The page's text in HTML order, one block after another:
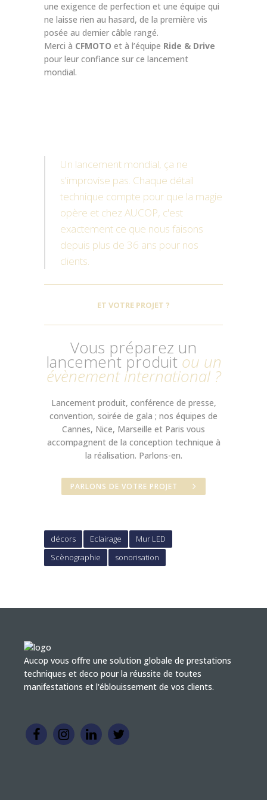
une exigence de perfection et une équipe qui
ne laisse rien au hasard, de la première vis
posée au dernier câble rangé.
Merci à CFMOTO et à l’équipe Ride & Drive
pour leur confiance sur ce lancement
mondial.
Un lancement mondial, ça ne
s'improvise pas. Chaque détail
technique compte pour que la magie
opère et chez AUCOP, c'est
exactement ce que nous faisons
depuis plus de 36 ans pour nos
clients.
ET VOTRE PROJET ?
Vous préparez un
lancement produit ou un
évènement international ?
Lancement produit, conférence de presse,
convention, soirée de gala ; nos équipes de
Cannes, Nice, Marseille et Paris vous
accompagnent de la conception technique à
la réalisation. Parlons-en.
PARLONS DE VOTRE PROJET
décors Eclairage
Mur LED
Scènographie
sonorisation
Aucop vous offre une solution globale de prestations
techniques et deco pour la réussite de toutes
manifestations et l'éblouissement de vos clients.